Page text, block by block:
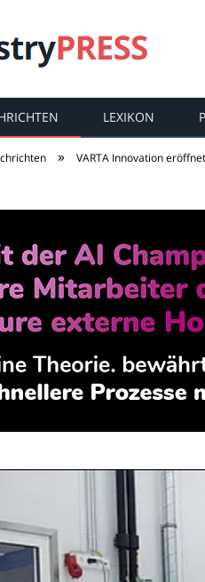
LEXIKON
» VARTA Innovation